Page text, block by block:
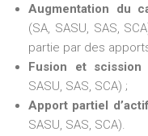
Augmentation du
(SA, SASU, SAS,
partie par des
Fusion et
SASU, SAS, SCA) ;
Apport partiel
SASU, SAS, SCA).